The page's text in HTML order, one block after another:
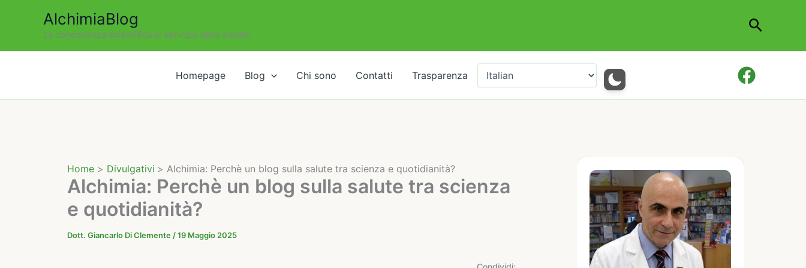
contenuto
AlchimiaBlog
La conoscenza scientifica al servizio della salute!
Cerca
Homepage Blog Chi sono Contatti Trasparenza
Home Divulgativi Alchimia: Perchè un blog sulla salute tra scienza e quotidianità?
Alchimia: Perchè un blog sulla salute tra scienza
e quotidianità?
Dott. Giancarlo Di Clemente /19 Maggio 2025